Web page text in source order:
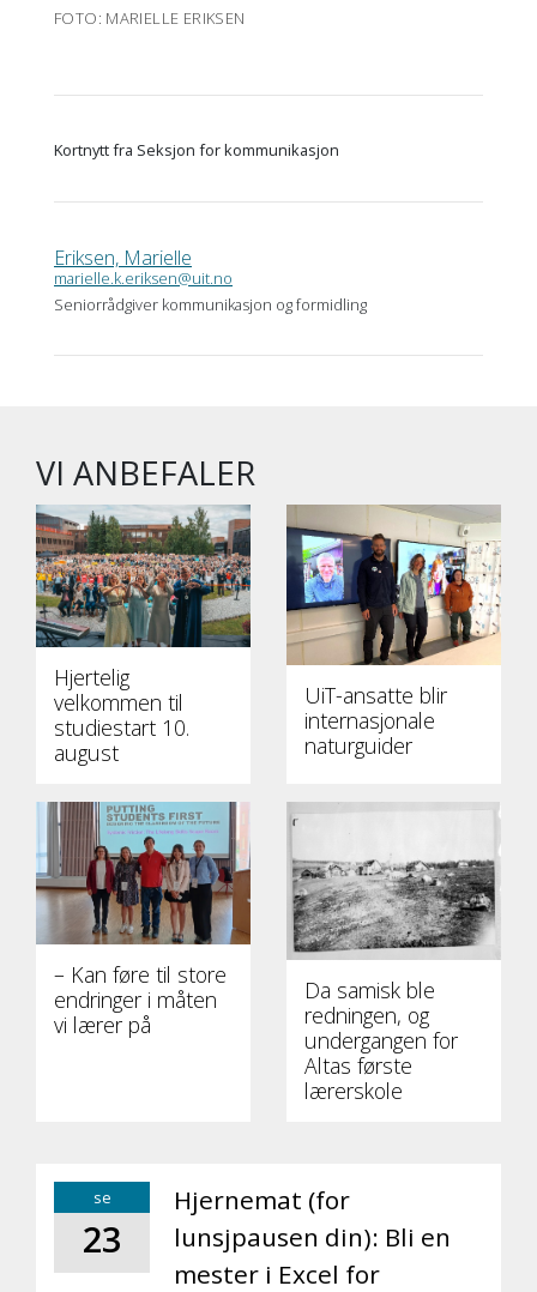
FOTO: MARIELLE ERIKSEN
Kortnytt fra Seksjon for kommunikasjon
Eriksen, Marielle
marielle.k.eriksen@uit.no
Seniorrådgiver kommunikasjon og formidling
VI ANBEFALER
Hjertelig
velkommen til
studiestart 10.
august
UiT-ansatte blir
internasjonale
naturguider
– Kan føre til store
endringer i måten
vi lærer på
Da samisk ble
redningen, og
undergangen for
Altas første
lærerskole
se
23
Hjernemat (for
lunsjpausen din): Bli en
mester i Excel for